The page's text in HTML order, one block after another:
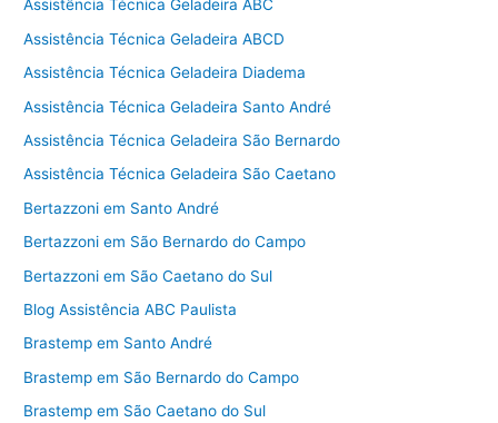
Assistência Técnica Geladeira ABC
Assistência Técnica Geladeira ABCD
Assistência Técnica Geladeira Diadema
Assistência Técnica Geladeira Santo André
Assistência Técnica Geladeira São Bernardo
Assistência Técnica Geladeira São Caetano
Bertazzoni em Santo André
Bertazzoni em São Bernardo do Campo
Bertazzoni em São Caetano do Sul
Blog Assistência ABC Paulista
Brastemp em Santo André
Brastemp em São Bernardo do Campo
Brastemp em São Caetano do Sul